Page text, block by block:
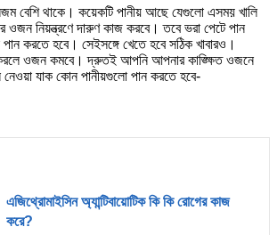
বেশি থাকে। কয়েকটি পানীয় আছে যেগুলো এসময় খালি
ওজন নিয়ন্ত্রণে দারুণ কাজ করবে। তবে ভরা পেটে পান
পান করতে হবে। সেইসঙ্গে খেতে হবে সঠিক খাবারও।
করলে ওজন কমবে। দ্রুতই আপনি আপনার কাঙ্ক্ষিত ওজনে
যাক কোন পানীয়গুলো পান করতে হবে-
এজিথ্রোমাইসিন অ্যান্টিবায়োটিক কি কি রোগের কাজ
করে?